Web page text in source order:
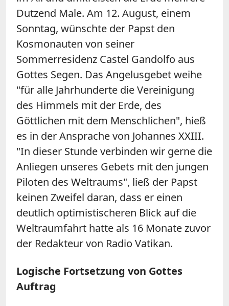
Dutzend Male. Am 12. August, einem
Sonntag, wünschte der Papst den
Kosmonauten von seiner
Sommerresidenz Castel Gandolfo aus
Gottes Segen. Das Angelusgebet weihe
"für alle Jahrhunderte die Vereinigung
des Himmels mit der Erde, des
Göttlichen mit dem Menschlichen", hieß
es in der Ansprache von Johannes XXIII.
"In dieser Stunde verbinden wir gerne die
Anliegen unseres Gebets mit den jungen
Piloten des Weltraums", ließ der Papst
keinen Zweifel daran, dass er einen
deutlich optimistischeren Blick auf die
Weltraumfahrt hatte als 16 Monate zuvor
der Redakteur von Radio Vatikan.
Logische Fortsetzung von Gottes
Auftrag